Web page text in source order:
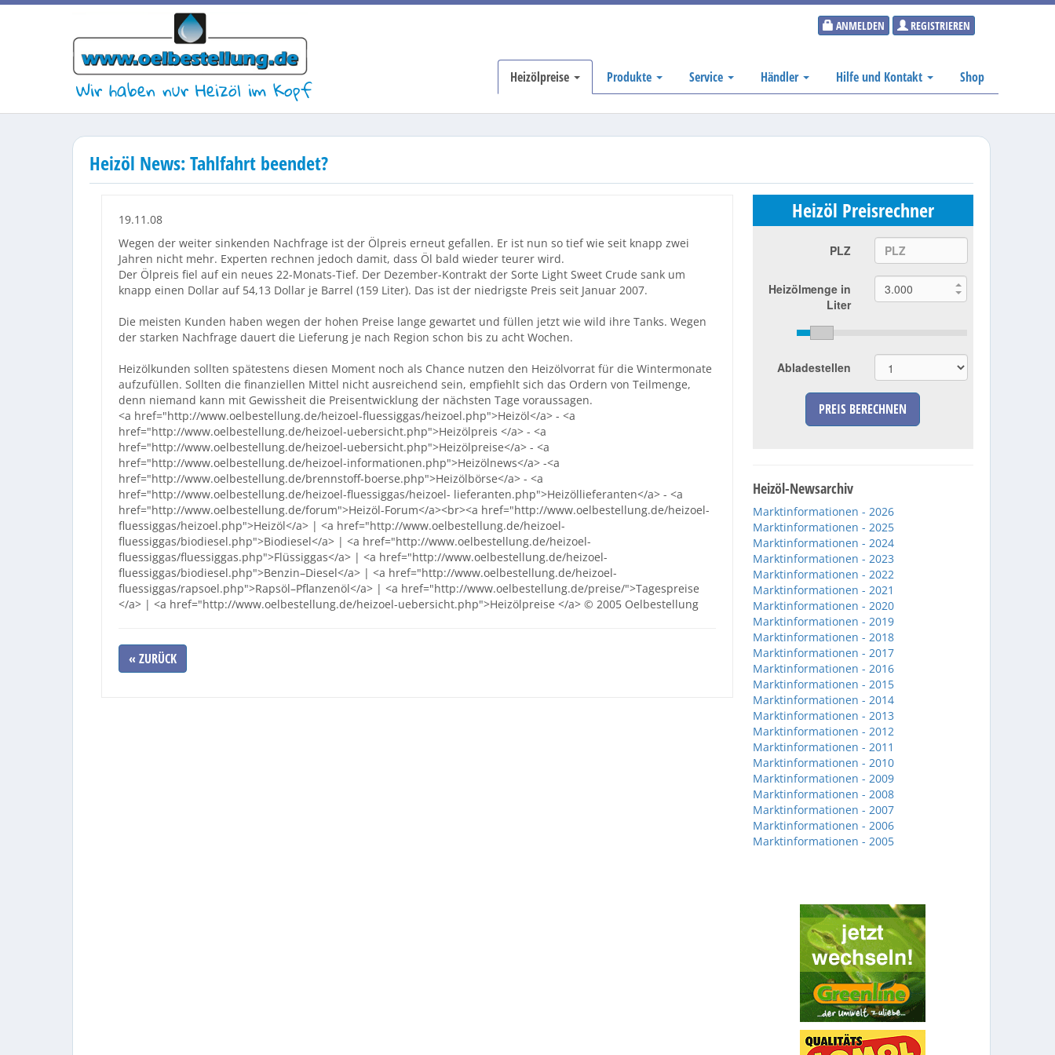
Wir haben nur Heizöl im Kopf
ANMELDEN REGISTRIEREN
Heizölpreise Produkte Service Händler Hilfe und Kontakt Shop
Heizöl News: Tahlfahrt beendet?
19.11.08
Wegen der weiter sinkenden Nachfrage ist der Ölpreis erneut gefallen. Er ist nun so tief wie seit knapp zwei
Jahren nicht mehr. Experten rechnen jedoch damit, dass Öl bald wieder teurer wird.
Der Ölpreis fiel auf ein neues 22-Monats-Tief. Der Dezember-Kontrakt der Sorte Light Sweet Crude sank um
knapp einen Dollar auf 54,13 Dollar je Barrel (159 Liter). Das ist der niedrigste Preis seit Januar 2007.
Die meisten Kunden haben wegen der hohen Preise lange gewartet und füllen jetzt wie wild ihre Tanks. Wegen
der starken Nachfrage dauert die Lieferung je nach Region schon bis zu acht Wochen.
Heizölkunden sollten spätestens diesen Moment noch als Chance nutzen den Heizölvorrat für die Wintermonate
aufzufüllen. Sollten die finanziellen Mittel nicht ausreichend sein, empfiehlt sich das Ordern von Teilmenge,
denn niemand kann mit Gewissheit die Preisentwicklung der nächsten Tage voraussagen.
<a href="http://www.oelbestellung.de/heizoel-fluessiggas/heizoel.php">Heizöl</a> - <a
href="http://www.oelbestellung.de/heizoel-uebersicht.php">Heizölpreis </a> - <a
href="http://www.oelbestellung.de/heizoel-uebersicht.php">Heizölpreise</a> - <a
href="http://www.oelbestellung.de/heizoel-informationen.php">Heizölnews</a> -<a
href="http://www.oelbestellung.de/brennstoff-boerse.php">Heizölbörse</a> - <a
href="http://www.oelbestellung.de/heizoel-fluessiggas/heizoel- lieferanten.php">Heizöllieferanten</a> - <a
href="http://www.oelbestellung.de/forum">Heizöl-Forum</a><br><a href="http://www.oelbestellung.de/heizoel-
fluessiggas/heizoel.php">Heizöl</a> | <a href="http://www.oelbestellung.de/heizoel-
fluessiggas/biodiesel.php">Biodiesel</a> | <a href="http://www.oelbestellung.de/heizoel-
fluessiggas/fluessiggas.php">Flüssiggas</a> | <a href="http://www.oelbestellung.de/heizoel-
fluessiggas/biodiesel.php">Benzin–Diesel</a> | <a href="http://www.oelbestellung.de/heizoel-
fluessiggas/rapsoel.php">Rapsöl–Pflanzenöl</a> | <a href="http://www.oelbestellung.de/preise/">Tagespreise
</a> | <a href="http://www.oelbestellung.de/heizoel-uebersicht.php">Heizölpreise </a> © 2005 Oelbestellung
« ZURÜCK
Heizöl Preisrechner
PLZ
Heizölmenge in
Liter
Abladestellen
PREIS BERECHNEN
Heizöl-Newsarchiv
Marktinformationen - 2026
Marktinformationen - 2025
Marktinformationen - 2024
Marktinformationen - 2023
Marktinformationen - 2022
Marktinformationen - 2021
Marktinformationen - 2020
Marktinformationen - 2019
Marktinformationen - 2018
Marktinformationen - 2017
Marktinformationen - 2016
Marktinformationen - 2015
Marktinformationen - 2014
Marktinformationen - 2013
Marktinformationen - 2012
Marktinformationen - 2011
Marktinformationen - 2010
Marktinformationen - 2009
Marktinformationen - 2008
Marktinformationen - 2007
Marktinformationen - 2006
Marktinformationen - 2005